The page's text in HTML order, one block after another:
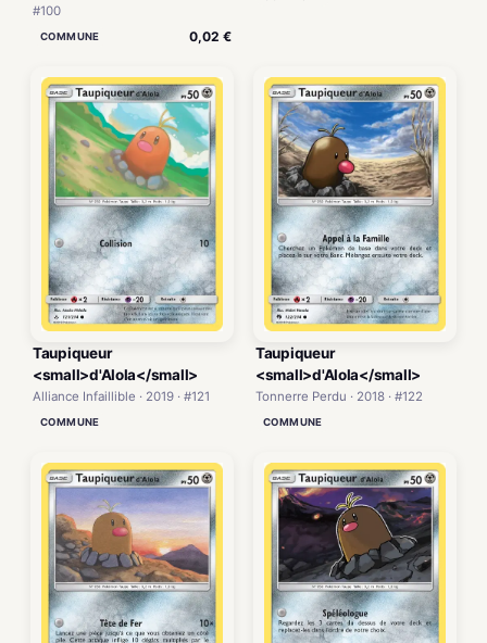
#100
COMMUNE 0,02 €
Taupiqueur
<small>d'Alola</small>
Alliance Infaillible · 2019 · #121
COMMUNE
Taupiqueur
<small>d'Alola</small>
Tonnerre Perdu · 2018 · #122
COMMUNE